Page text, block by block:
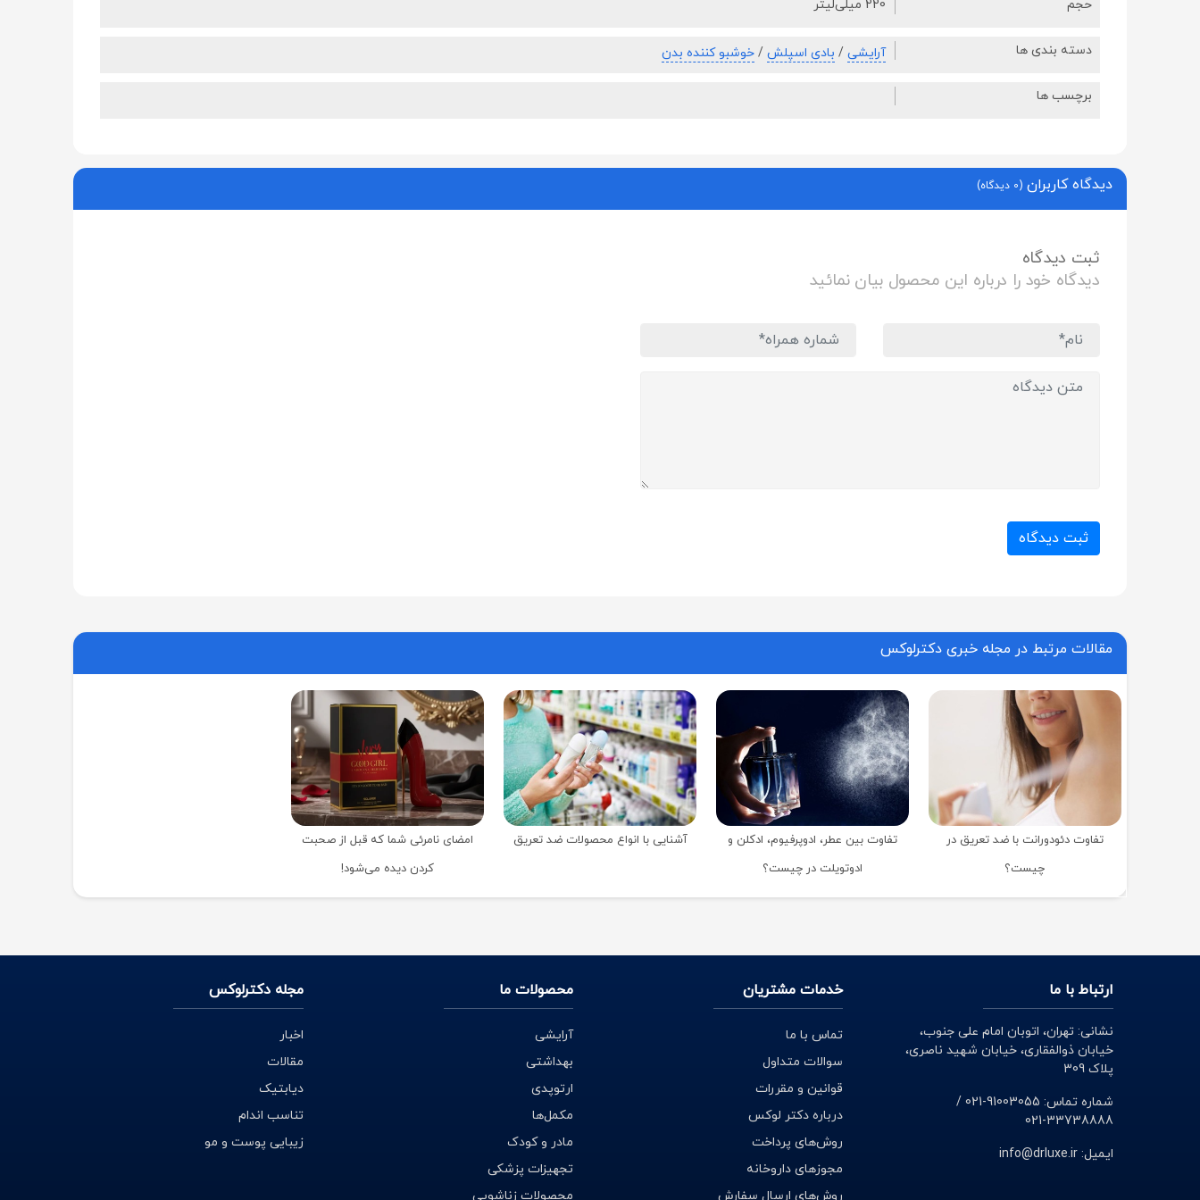
حجم 220 میلی‌لیتر
دسته بندی ها آرایشی / بادی اسپلش / خوشبو کننده بدن
برچسب ها
دیدگاه کاربران(0 دیدگاه)
ثبت دیدگاه
دیدگاه خود را درباره این محصول بیان نمائید
ثبت دیدگاه
مقالات مرتبط در مجله خبری دکترلوکس
تفاوت دئودورانت با ضد تعریق در
چیست؟
تفاوت بین عطر، ادوپرفیوم، ادکلن و
ادوتویلت در چیست؟
آشنایی با انواع محصولات ضد تعریق
امضای نامرئی شما که قبل از صحبت
کردن دیده می‌شود!
ارتباط با ما
نشانی: تهران، اتوبان امام علی جنوب،
خیابان ذوالفقاری، خیابان شهید ناصری،
پلاک 309
شماره تماس: 91003055-021 /
33738888-021
ایمیل: info@drluxe.ir
خدمات مشتریان
تماس با ما
سوالات متداول
قوانین و مقررات
درباره دکتر لوکس
روش‌های پرداخت
مجوزهای داروخانه
روش‌های ارسال سفارش
محصولات ما
آرایشی
بهداشتی
ارتوپدی
مکمل‌ها
مادر و کودک
تجهیزات پزشکی
محصولات زناشویی
مجله دکترلوکس
اخبار
مقالات
دیابتیک
تناسب اندام
زیبایی پوست و مو